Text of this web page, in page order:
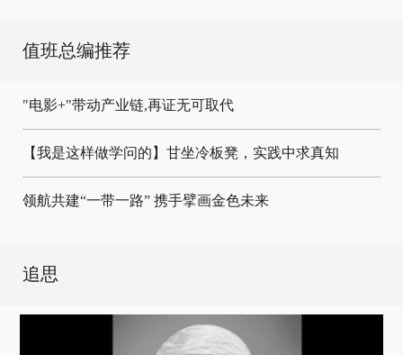
值班总编推荐
"电影+"带动产业链,再证无可取代
【我是这样做学问的】甘坐冷板凳，实践中求真知
领航共建“一带一路” 携手擘画金色未来
追思